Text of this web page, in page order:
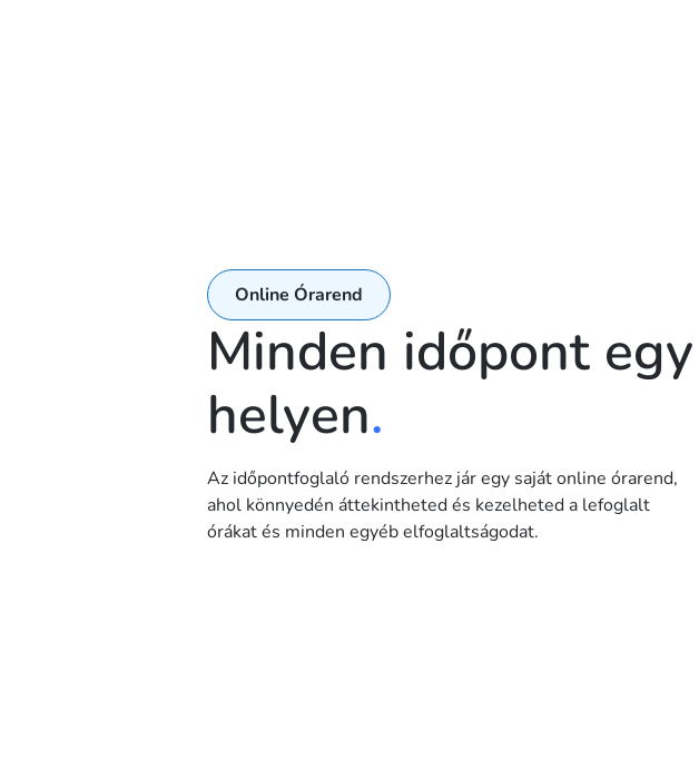
Online Órarend
Minden időpont egy
helyen.
Az időpontfoglaló rendszerhez jár egy saját online órarend,
ahol könnyedén áttekintheted és kezelheted a lefoglalt
órákat és minden egyéb elfoglaltságodat.